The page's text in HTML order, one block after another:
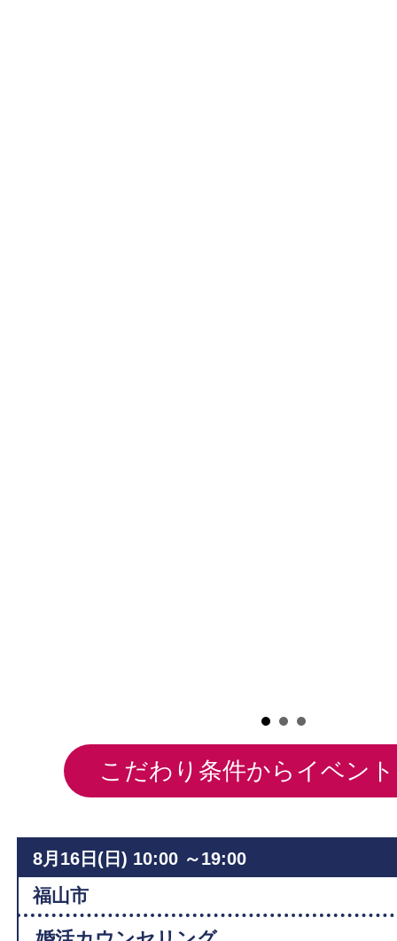
こだわり条件からイベン
8月16日(日) 10:00 ～19:00
福山市